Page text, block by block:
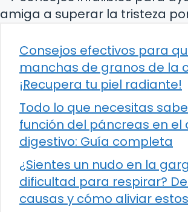
Consejos efectivos para
manchas de granos de la
¡Recupera tu piel radiante!
Todo lo que necesitas
función del páncreas en
digestivo: Guía completa
¿Sientes un nudo en la
dificultad para respirar?
causas y cómo aliviar